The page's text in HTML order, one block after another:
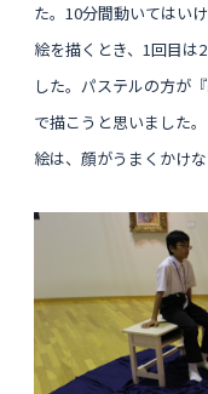
た。10分間動いてはい
絵を描くとき、1回目は
した。パステルの方が
で描こうと思いました。
絵は、顔がうまくかけ